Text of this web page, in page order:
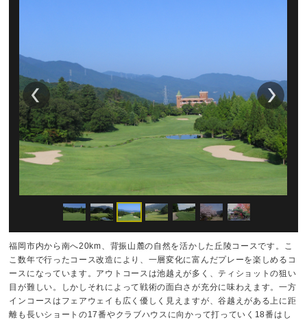
福岡市内から南へ20km、背振山麓の自然を活かした丘陵コースです。こ
こ数年で行ったコース改造により、一層変化に富んだプレーを楽しめるコ
ースになっています。アウトコースは池越えが多く、ティショットの狙い
目が難しい。しかしそれによって戦術の面白さが充分に味わえます。一方
インコースはフェアウェイも広く優しく見えますが、谷越えがある上に距
離も長いショートの17番やクラブハウスに向かって打っていく18番はし